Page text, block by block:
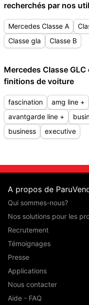
recherchés par nos
Mercedes Classe A
Classe gla
Classe B
Mercedes Classe
finitions de voiture
fascination amg line +
avantgarde line +
business
executive
A propos de
Qui sommes-nous?
Nos solutions pour les
Recrutement
Témoignages
Presse
Applications
Nous contacter
Aide - FAQ